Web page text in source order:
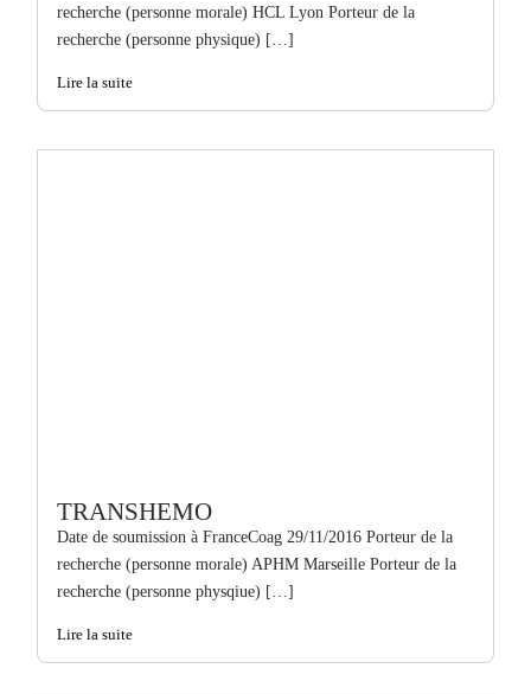
recherche (personne morale) HCL Lyon Porteur de la
recherche (personne physique) […]
Lire la suite
TRANSHEMO
Date de soumission à FranceCoag 29/11/2016 Porteur de la
recherche (personne morale) APHM Marseille Porteur de la
recherche (personne physqiue) […]
Lire la suite